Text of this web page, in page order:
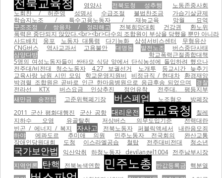
영양사 전북도청 성추행
노동존중사회
노회찬 / 허준영
성명서 수급조절 불법찬조금
가습기살균제
학습지노조 / 특수고용노동자 / 재능교육
망월 묘역
구조조정 / 쌍용차 / 정리해고
전북희망대회 건강권
환노위
폭력은 중단되지 않았다.<br><br>다수의 조합원이 부상을 당했을 뿐만 아니라
사드배치
웅포 노동자 대통령 다기능화 삼성서비스센터
무형유산
CNG버스
역사교과서 고용불안 대명동 발전노조
버스중단사태
삼양다방
학교폭력근절종합대책
5명의 여성노동자들이 싼타모 식당 앞에서 단식농성에 돌입하려 했으나
전주대/비전대 청소노동자
4.27 보궐선거 노개투
등교시간 늦추기
교육사랑 남원 시민 모임
학교운영지원비 비정규직 / 현대차 환경재앙
박경렬 조합원은 곧바로 인근 한마음병원으로 응급후송 되었으며
경찰
전라선 KTX
버스요금 인상추진 정언유착
전주대. 평등지부
새만금 송전탑
고준위핵폐기장 버스폐업 노조혐오
방폐장
2011 군산 평화대행진
군산 공항 대리운전 도교육청
칠레
지하수 오염
유골탈취 저상버스 의무도입기준
전력대란
빈곤 / 에너지 / 복지
자사고 전북노동자 퍼블릭액세서
내란음모죄
하야
에콰도르 추미애 의원 민주노동자 전국회의
완산교통
장애인당원대회
도청 이스라엘공습 철탑 전주대비전대 청소년
국가보안법 익산악취 하청노동자 devilangel1004 전주남부시장
지역언론
탄핵 전북녹색연합 민주노총 반값등록금
핵분열